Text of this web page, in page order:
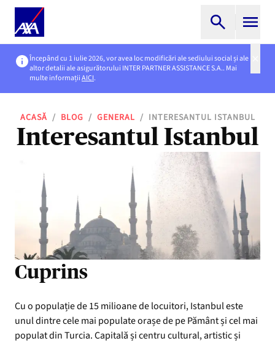
Începând cu 1 iulie 2026, vor avea loc modificări ale sediului social și ale
altor detalii ale asigurătorului INTER PARTNER ASSISTANCE S.A.. Mai
multe informațiiAICI.
ACASĂ / BLOG / GENERAL / INTERESANTUL ISTANBUL
Interesantul Istanbul
Cuprins
Cu o populație de 15 milioane de locuitori, Istanbul este
unul dintre cele mai populate orașe de pe Pământ și cel mai
populat din Turcia. Capitală și centru cultural, artistic și